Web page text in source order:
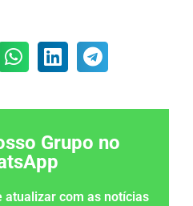
Grupo no
atualizar com as notícias